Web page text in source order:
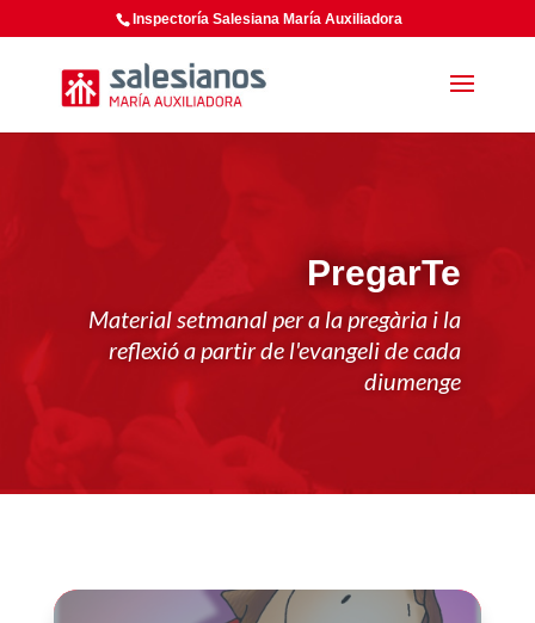
Inspectoría Salesiana María Auxiliadora
PregarTe
Material setmanal per a la pregària i la
reflexió a partir de l'evangeli de cada
diumenge